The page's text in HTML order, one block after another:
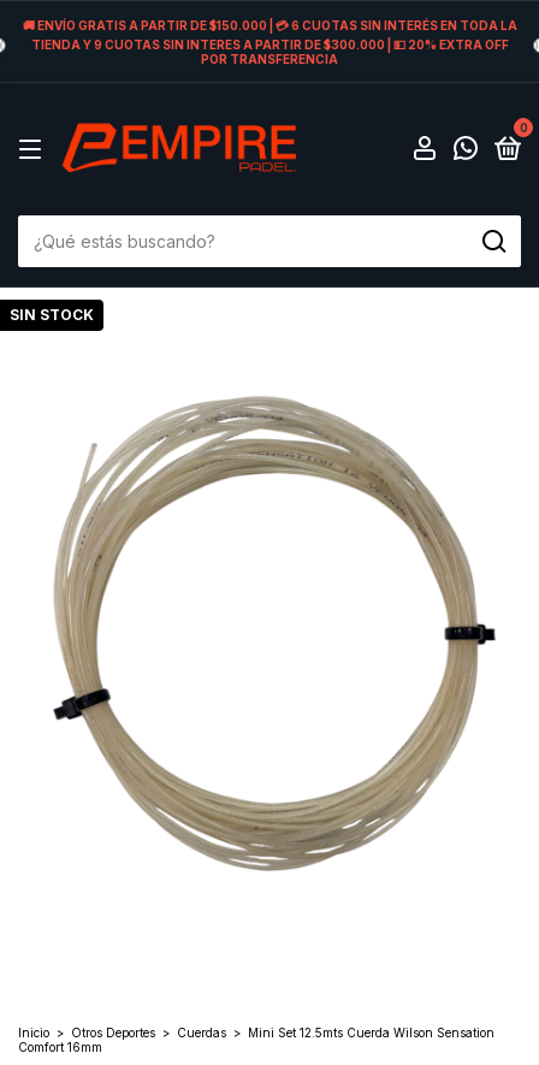
🚚 ENVÍO GRATIS A PARTIR DE $150.000 | 💳 6 CUOTAS SIN INTERÉS EN TODA LA
TIENDA Y 9 CUOTAS SIN INTERES A PARTIR DE $300.000 | 💵 20% EXTRA OFF
POR TRANSFERENCIA
0
SIN STOCK
Inicio > Otros Deportes > Cuerdas >
Mini Set 12.5mts Cuerda Wilson Sensation
Comfort 16mm